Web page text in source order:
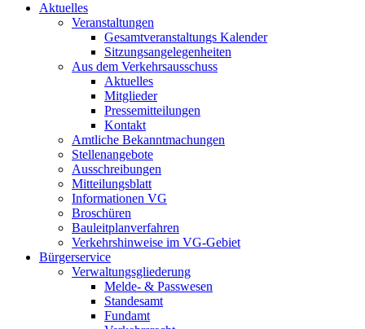
Aktuelles
Veranstaltungen
Gesamtveranstaltungs Kalender
Sitzungsangelegenheiten
Aus dem Verkehrsausschuss
Aktuelles
Mitglieder
Pressemitteilungen
Kontakt
Amtliche Bekanntmachungen
Stellenangebote
Ausschreibungen
Mitteilungsblatt
Informationen VG
Broschüren
Bauleitplanverfahren
Verkehrshinweise im VG-Gebiet
Bürgerservice
Verwaltungsgliederung
Melde- & Passwesen
Standesamt
Fundamt